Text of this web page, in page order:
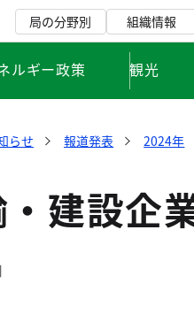
局の分野別 組織情報
ルギー政策 観光
らせ 報道発表 2024年
建設企